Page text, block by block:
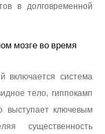
в долговременной
мозге во время
включается система
тело, гиппокамп
выступает ключевым
существенность